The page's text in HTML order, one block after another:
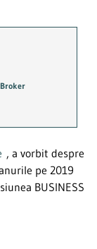
, a vorbit despre
pe 2019
BUSINESS